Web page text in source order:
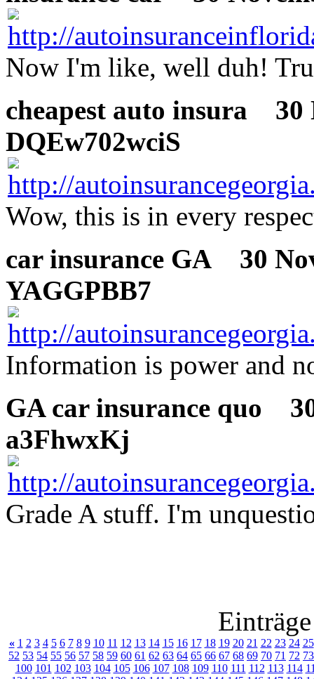
Now I'm like, well duh!
cheapest auto insura
30
DQEw702wciS
Wow, this is in every
car insurance GA
30
YAGGPBB7
Information is power and
GA car insurance quo
a3FhwxKj
Grade A stuff. I'm
« 1 2 3 4 5 6 7 8 9 10 11 12 13 14 15 16 17 18 19 20 21 22 23 24 25
52 53 54 55 56 57 58 59 60 61 62 63 64 65 66 67 68 69 70 71 72 73
100 101 102 103 104 105 106 107 108 109 110 111 112 113 114